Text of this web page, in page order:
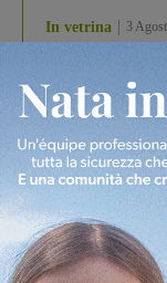
In vetrina 3
Estra
studenti
debutta il
Più lette